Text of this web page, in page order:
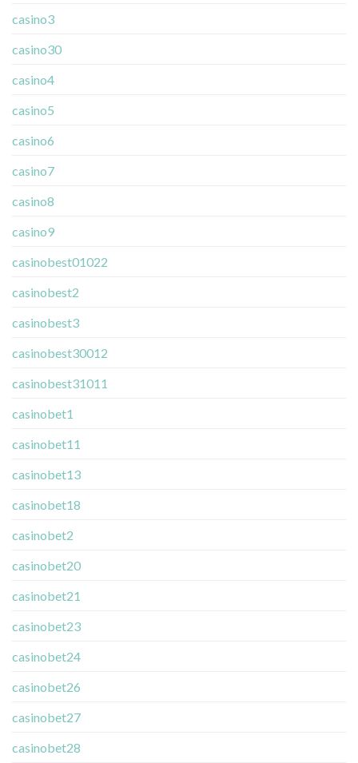
casino3
casino30
casino4
casino5
casino6
casino7
casino8
casino9
casinobest01022
casinobest2
casinobest3
casinobest30012
casinobest31011
casinobet1
casinobet11
casinobet13
casinobet18
casinobet2
casinobet20
casinobet21
casinobet23
casinobet24
casinobet26
casinobet27
casinobet28